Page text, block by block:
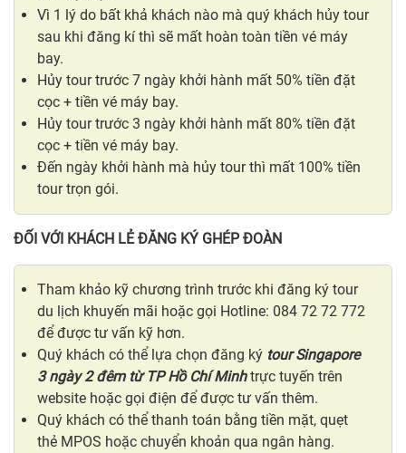
Vì 1 lý do bất khả khách nào mà quý khách hủy tour
sau khi đăng kí thì sẽ mất hoàn toàn tiền vé máy
bay.
Hủy tour trước 7 ngày khởi hành mất 50% tiền đặt
cọc + tiền vé máy bay.
Hủy tour trước 3 ngày khởi hành mất 80% tiền đặt
cọc + tiền vé máy bay.
Đến ngày khởi hành mà hủy tour thì mất 100% tiền
tour trọn gói.
ĐỐI VỚI KHÁCH LẺ ĐĂNG KÝ GHÉP ĐOÀN
Tham khảo kỹ chương trình trước khi đăng ký tour
du lịch khuyến mãi hoặc gọi Hotline: 084 72 72 772
để được tư vấn kỹ hơn.
Quý khách có thể lựa chọn đăng ký tour Singapore
3 ngày 2 đêm từ TP Hồ Chí Minhtrực tuyến trên
website hoặc gọi điện để được tư vấn thêm.
Quý khách có thể thanh toán bằng tiền mặt, quẹt
thẻ MPOS hoặc chuyển khoản qua ngân hàng.